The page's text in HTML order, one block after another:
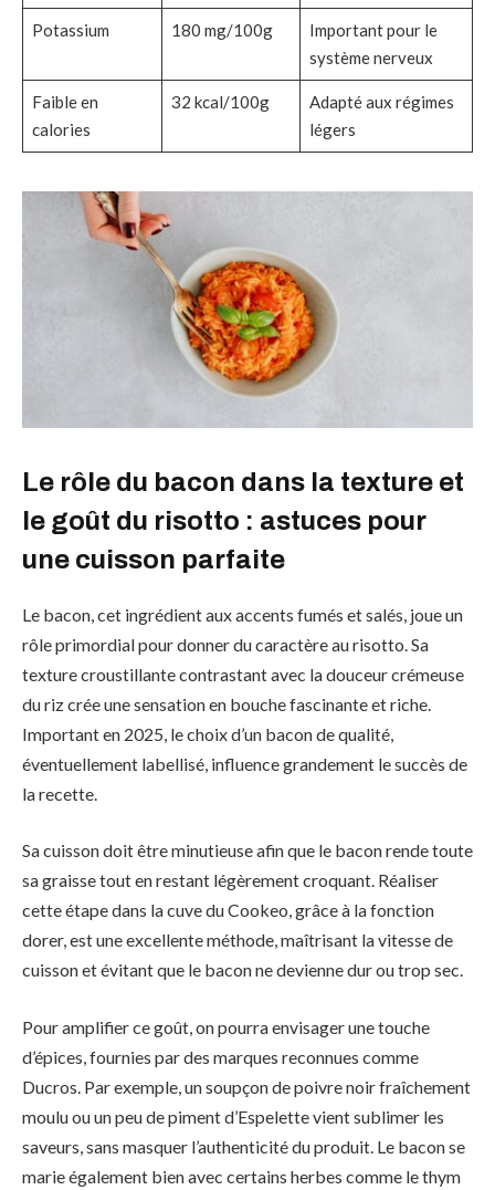
Potassium 180 mg/100g
Important pour le
système nerveux
Faible en
calories
32 kcal/100g
Adapté aux régimes
légers
Le rôle du bacon dans la texture et
le goût du risotto : astuces pour
une cuisson parfaite
Le bacon, cet ingrédient aux accents fumés et salés, joue un
rôle primordial pour donner du caractère au risotto. Sa
texture croustillante contrastant avec la douceur crémeuse
du riz crée une sensation en bouche fascinante et riche.
Important en 2025, le choix d’un bacon de qualité,
éventuellement labellisé, influence grandement le succès de
la recette.
Sa cuisson doit être minutieuse afin que le bacon rende toute
sa graisse tout en restant légèrement croquant. Réaliser
cette étape dans la cuve du Cookeo, grâce à la fonction
dorer, est une excellente méthode, maîtrisant la vitesse de
cuisson et évitant que le bacon ne devienne dur ou trop sec.
Pour amplifier ce goût, on pourra envisager une touche
d’épices, fournies par des marques reconnues comme
Ducros. Par exemple, un soupçon de poivre noir fraîchement
moulu ou un peu de piment d’Espelette vient sublimer les
saveurs, sans masquer l’authenticité du produit. Le bacon se
marie également bien avec certains herbes comme le thym